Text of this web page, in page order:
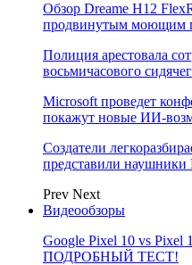
Обзор Dreame H12
продвинутым моющим
Полиция арестовала
восьмичасового
Microsoft проведет
покажут новые ИИ-
Создатели
представили
Prev Next
Видеообзоры
Google Pixel 10 vs
ПОДРОБНЫЙ ТЕСТ!